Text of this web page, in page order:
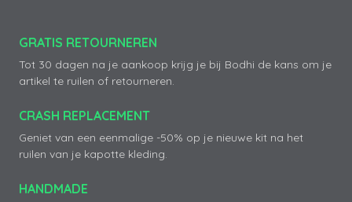
GRATIS RETOURNEREN
Tot 30 dagen na je aankoop krijg je bij Bodhi de kans om je
artikel te ruilen of retourneren.
CRASH REPLACEMENT
Geniet van een eenmalige -50% op je nieuwe kit na het
ruilen van je kapotte kleding.
HANDMADE